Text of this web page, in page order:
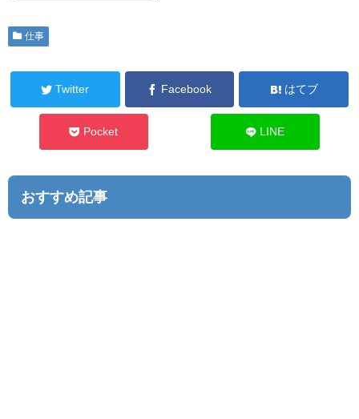
仕事
Twitter Facebook はてブ
Pocket LINE
おすすめ記事